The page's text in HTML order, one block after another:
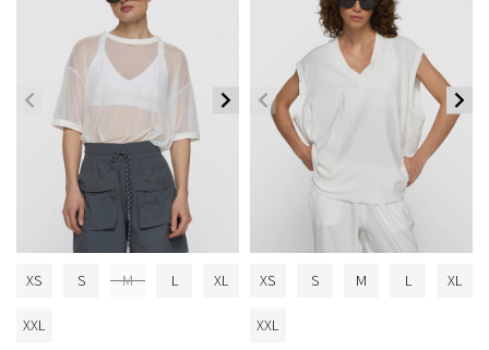
XS S M L XL
XXL
XS S M L XL
XXL